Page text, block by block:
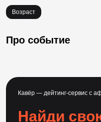
Возраст
Про событие
Кавёр — дейтинг-сервис с
Найди